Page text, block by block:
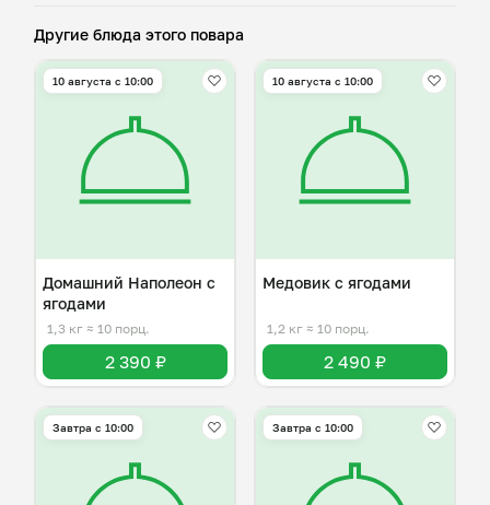
Другие блюда этого повара
10 августа с 10:00
Домашний Наполеон с
ягодами
1,3 кг ≈ 10 порц.
2 390 ₽
10 августа с 10:00
Медовик с ягодами
1,2 кг ≈ 10 порц.
2 490 ₽
Завтра c 10:00 Завтра c 10:00